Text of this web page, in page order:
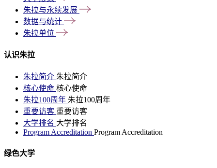
朱拉与永续发展
数据与统计
朱拉单位
认识朱拉
朱拉简介 朱拉简介
核心使命 核心使命
朱拉100周年 朱拉100周年
重要访客 重要访客
大学排名 大学排名
Program Accreditation Program Accreditation
绿色大学